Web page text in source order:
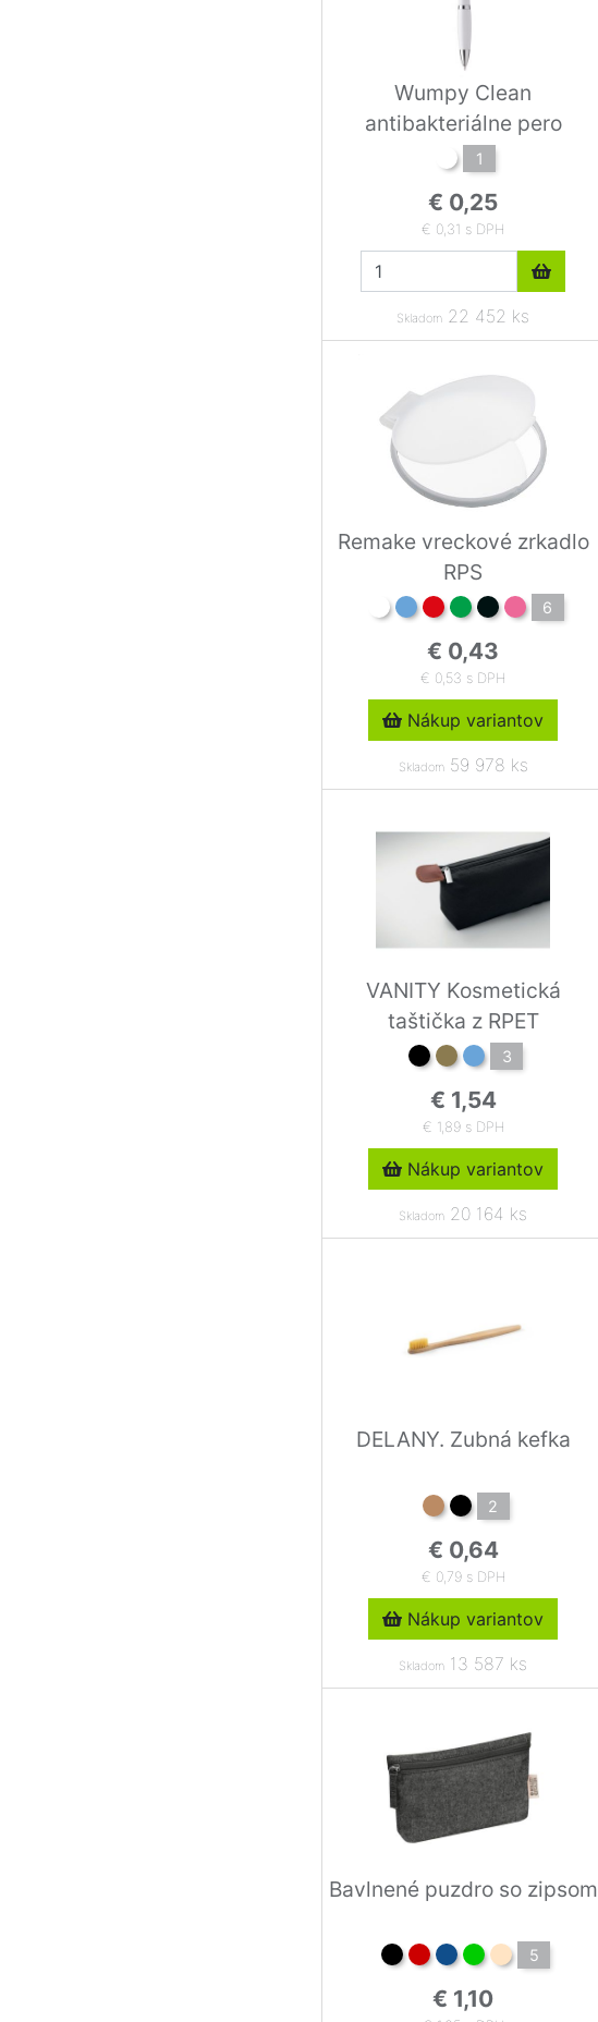
Wumpy Clean
antibakteriálne pero
1
€ 0,25
€ 0,31 s DPH
Skladom 22 452 ks
Remake vreckové zrkadlo
RPS
6
€ 0,43
€ 0,53 s DPH
Nákup variantov
Skladom59 978 ks
VANITY Kosmetická
taštička z RPET
3
€ 1,54
€ 1,89 s DPH
Nákup variantov
Skladom 20 164 ks
DELANY. Zubná kefka
2
€ 0,64
€ 0,79 s DPH
Nákup variantov
Skladom 13 587 ks
Bavlnené puzdro so zipsom
5
€ 1,10